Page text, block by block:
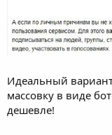
Идеальный вариант
массовку в виде
дешевле!